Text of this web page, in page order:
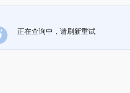
正在查询中，请刷新重试